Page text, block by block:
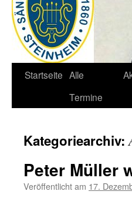
Startseite Alle
Termine
Kategoriearchiv:
Peter Müller
Veröffentlicht am 17.